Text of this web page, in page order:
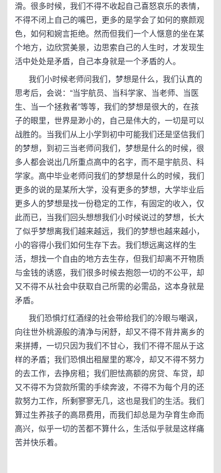
滑。很多时候，我们不得不收起自己喜怒哀乐的表情，
不得不闭上自己的嘴巴，更多的是学会了如何的察颜观
色，如何和婉言拒绝。然而但我们一个人惬意的坐在某
个地方，边欣赏美景，边思索自己的人生时，才发现生
活中处处是矛盾，自己本身就是一个矛盾的人。
我们小时候老师问我们，梦想是什么，我们认真的
思考后，会说：“当宇航员、当科学家、当老师、当医
生、当一个拯救者”等等，我们的梦想是很大的，在孩
子的眼里，世界是渺小的，自己是伟大的，一切是可以
战胜的。当我们从上小学到初中可能我们还是坚信我们
的梦想，到初三当老师问我们，梦想是什么的时候，很
多人都会说出几所重点高中的名字，而不是宇航员、科
学家。高中毕业老师问我们的梦想是什么的时候，我们
更多的说的是某所大学，没有更多的梦想，大学毕业后
更多人的梦想是找一份稳定的工作，有固定的收入，仅
此而已，当我们回头想想我们小时候说过的梦想，长大
了似乎梦想离我们越来越远，我们的梦想也越来越小，
小的容得小我们如何生存下去。我们想远离这样的生
活，想找一个自由的地方去生存，但我们却离不开物质
与金钱的诱惑，我们很多时候去抱怨一切的不公平，却
又不得不从社会中获取自己所需的必需品，这本身就是
矛盾。
我们恐惧灯红酒绿的社会带给我们的冷眼与嘲讽，
向往世外桃源般的清净与闲舒，却又不得不背井离乡的
来拼搏，一切只因为我们不甘心，我们不得不屈从于这
样的矛盾；我们恐惧出租屋里的寒冷，却又不得不努力
的去工作，去挣房租；我们胆怯高额的房贷、车贷，却
又不得不为贷款所需的手续奔波，不得不为每个月的还
款努力工作，所剩寥寥无几，这也是我们的生活。我们
算过生养孩子的高昂费用，而我们却总是为孕育生命而
高兴，似乎一切的苦都不算什么，生活似乎就是这样痛
苦并快乐着。